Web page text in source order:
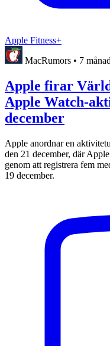
Apple Fitness+
MacRumors • 7
Apple firar
Apple Watch-
december
Apple anordnar en
den 21 december, där
genom att registrera fem
19 december.